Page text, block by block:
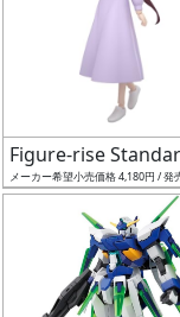
況
売
Figure-rise
メーカー希望小売価格 4,180円 / 発